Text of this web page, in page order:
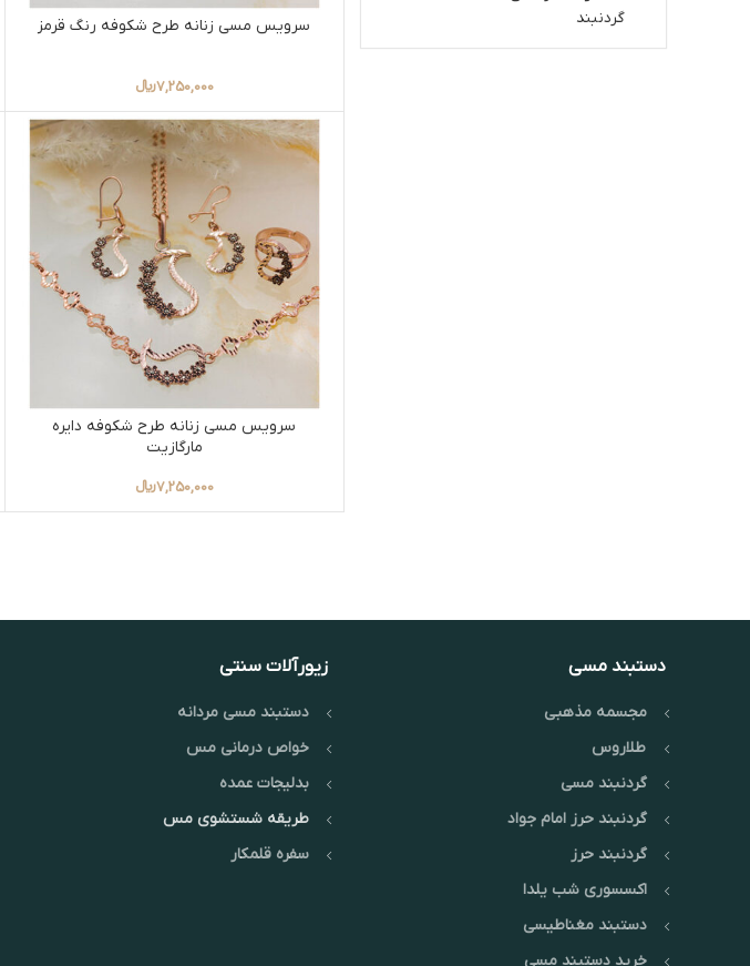
گردنبند
سرویس مسی زنانه طرح شکوفه رنگ قرمز
7,250,000﷼
سرویس مسی زنانه طرح شکوفه دایره
مارگازیت
7,250,000﷼
دستبند مسی
مجسمه مذهبی
طلاروس
گردنبند مسی
گردنبند حرز امام جواد
گردنبند حرز
اکسسوری شب یلدا
دستبند مغناطیسی
خرید دستبند مسی
زیورآلات سنتی
دستبند مسی مردانه
خواص درمانی مس
بدلیجات عمده
طریقه شستشوی مس
سفره قلمکار